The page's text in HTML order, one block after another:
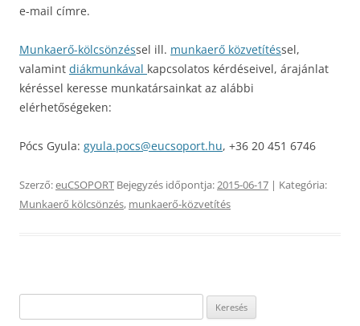
e-mail címre.
Munkaerő-kölcsönzéssel ill. munkaerő közvetítéssel,
valamint diákmunkával kapcsolatos kérdéseivel, árajánlat
kéréssel keresse munkatársainkat az alábbi
elérhetőségeken:
Pócs Gyula: gyula.pocs@eucsoport.hu, +36 20 451 6746
Szerző:euCSOPORT Bejegyzés időpontja:2015-06-17 | Kategória:
Munkaerő kölcsönzés, munkaerő-közvetítés